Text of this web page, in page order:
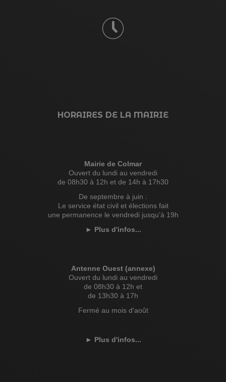
HORAIRES DE LA MAIRIE
Mairie de Colmar
Ouvert du lundi au vendredi
de 08h30 à 12h et de 14h à 17h30
De septembre à juin :
Le service état civil et élections fait
une permanence le vendredi jusqu’à 19h
► Plus d'infos...
Antenne Ouest (annexe)
Ouvert du lundi au vendredi
de 08h30 à 12h et
de 13h30 à 17h
Fermé au mois d'août
► Plus d'infos...